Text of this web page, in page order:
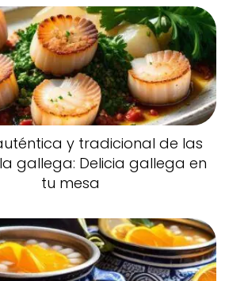
y tradicional de las
gallega: Delicia gallega en
tu mesa